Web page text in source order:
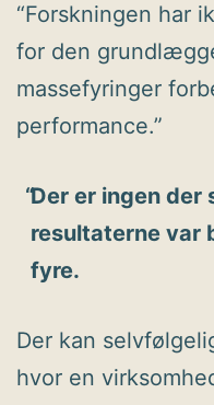
“Forskningen har
for den
massefyringer
performance.”
Der er ingen der
resultaterne var
fyre.
Der kan
hvor en